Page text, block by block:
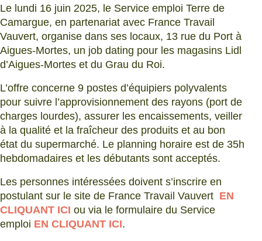
Le lundi 16 juin 2025, le Service emploi Terre de
Camargue, en partenariat avec France Travail
Vauvert, organise dans ses locaux, 13 rue du Port à
Aigues-Mortes, un job dating pour les magasins Lidl
d’Aigues-Mortes et du Grau du Roi.
L’offre concerne 9 postes d’équipiers polyvalents
pour suivre l’approvisionnement des rayons (port de
charges lourdes), assurer les encaissements, veiller
à la qualité et la fraîcheur des produits et au bon
état du supermarché. Le planning horaire est de 35h
hebdomadaires et les débutants sont acceptés.
Les personnes intéressées doivent s’inscrire en
postulant sur le site de France Travail Vauvert EN
CLIQUANT ICI ou via le formulaire du Service
emploi EN CLIQUANT ICI.